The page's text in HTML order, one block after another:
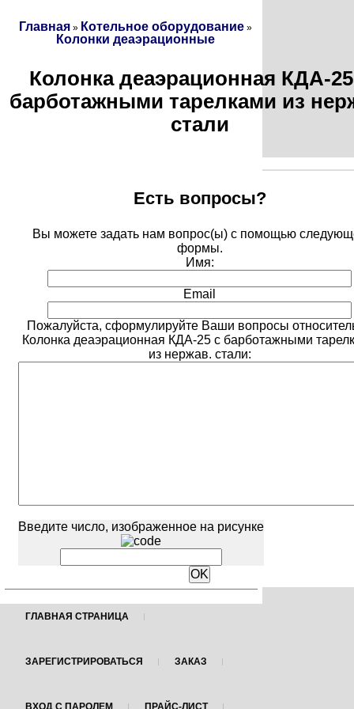
Главная » Котельное оборудование»
Колонки деаэрационные
Колонка деаэрационная КДА-
барботажными тарелками из
стали
Есть вопросы?
Вы можете задать нам вопрос(ы) с помощью
формы.
Имя:
Email
Пожалуйста, сформулируйте Ваши вопросы
Колонка деаэрационная КДА-25 с барботажными
из нержав. стали:
Введите число, изображенное на рисунке
ГЛАВНАЯ СТРАНИЦА
ЗАРЕГИСТРИРОВАТЬСЯ ЗАКАЗ
ВХОД С ПАРОЛЕМ ПРАЙС-ЛИСТ